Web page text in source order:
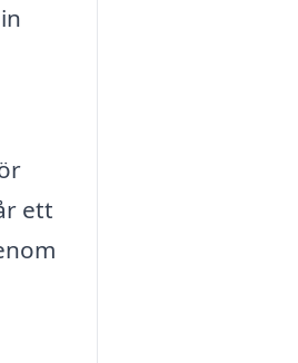
ett